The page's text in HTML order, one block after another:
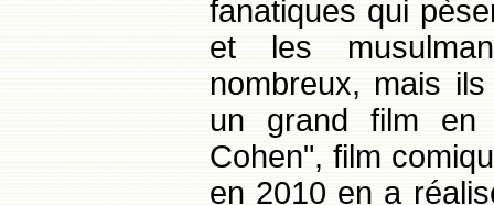
fanatiques qui
et les
nombreux, mais
un grand film en
Cohen", film
en 2010 en a